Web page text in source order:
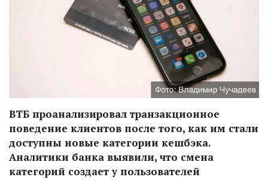
ВТБ проанализировал транзакционное
поведение клиентов после того, как им стали
доступны новые категории кешбэка.
Аналитики банка выявили, что смена
категорий создает у пользователей